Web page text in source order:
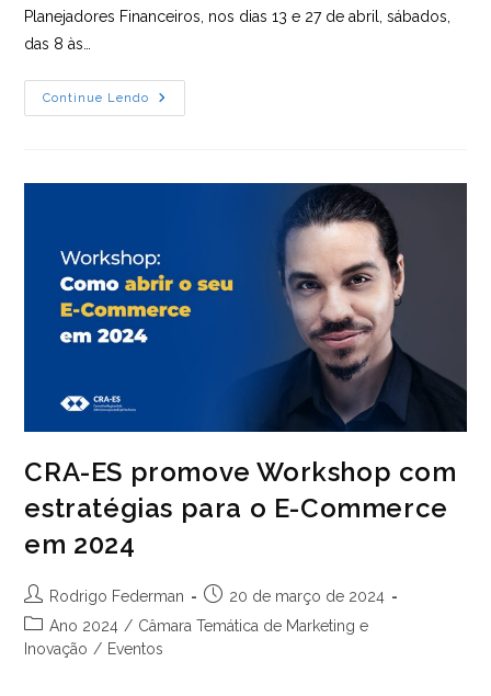
Planejadores Financeiros, nos dias 13 e 27 de abril, sábados,
das 8 às…
Continue Lendo
CRA-
ES
Financeiros
CRA-ES promove Workshop com
estratégias para o E-Commerce
em 2024
Autor
do
post:
Rodrigo Federman
Post
publicado:
20 de março de 2024
Categoria
do
Ano 2024 / Câmara Temática de Marketing e
Inovação / Eventos